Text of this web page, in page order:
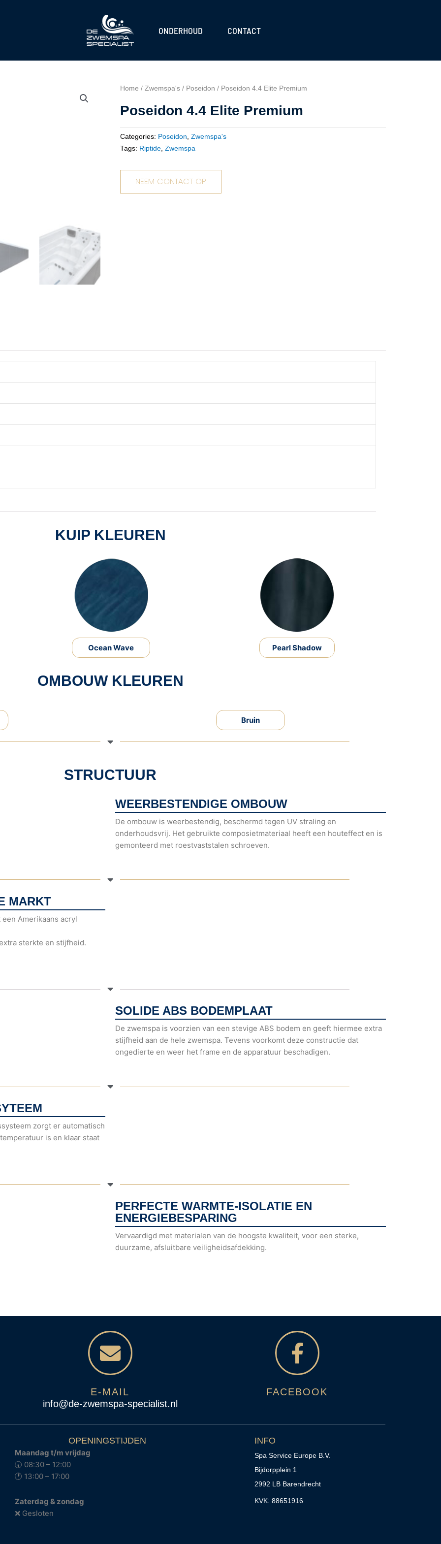
ONDERHOUD CONTACT
Home / Zwemspa's / Poseidon / Poseidon 4.4 Elite Premium
Poseidon 4.4 Elite Premium
Categories: Poseidon Zwemspa's
Tags: Riptide Zwemspa
NEEM CONTACT OP
KUIP KLEUREN
Ocean Wave Pearl Shadow
OMBOUW KLEUREN
Bruin
STRUCTUUR
WEERBESTENDIGE OMBOUW
De ombouw is weerbestendig, beschermd tegen UV straling en
onderhoudsvrij. Het gebruikte composietmateriaal heeft een houteffect en is
gemonteerd met roestvaststalen schroeven.
MARKT
Amerikaans acryl
sterkte en stijfheid.
SOLIDE ABS BODEMPLAAT
De zwemspa is voorzien van een stevige ABS bodem en geeft hiermee extra
stijfheid aan de hele zwemspa. Tevens voorkomt deze constructie dat
ongedierte en weer het frame en de apparatuur beschadigen.
zorgt er automatisch
is en klaar staat
PERFECTE WARMTE-ISOLATIE EN
ENERGIEBESPARING
Vervaardigd met materialen van de hoogste kwaliteit, voor een sterke,
duurzame, afsluitbare veiligheidsafdekking.
E-MAIL
info@de-zwemspa-specialist.nl
FACEBOOK
OPENINGSTIJDEN
Maandag t/m vrijdag
🕣 08:30 – 12:00
🕐 13:00 – 17:00
Zaterdag & zondag
❌ Gesloten
INFO
Spa Service Europe B.V.
Bijdorpplein 1
2992 LB Barendrecht
KVK: 88651916